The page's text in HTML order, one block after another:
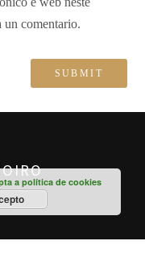
un comentario.
a política de cookies